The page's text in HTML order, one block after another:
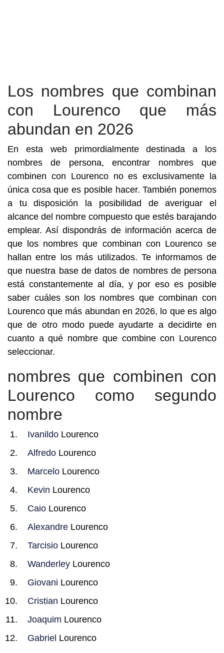
Los nombres que combinan
con Lourenco que más
abundan en 2026
En esta web primordialmente destinada a los
nombres de persona, encontrar nombres que
combinen con Lourenco no es exclusivamente la
única cosa que es posible hacer. También ponemos
a tu disposición la posibilidad de averiguar el
alcance del nombre compuesto que estés barajando
emplear. Así dispondrás de información acerca de
que los nombres que combinan con Lourenco se
hallan entre los más utilizados. Te informamos de
que nuestra base de datos de nombres de persona
está constantemente al día, y por eso es posible
saber cuáles son los nombres que combinan con
Lourenco que más abundan en 2026, lo que es algo
que de otro modo puede ayudarte a decidirte en
cuanto a qué nombre que combine con Lourenco
seleccionar.
nombres que combinen con
Lourenco como segundo
nombre
Ivanildo Lourenco
Alfredo Lourenco
Marcelo Lourenco
Kevin Lourenco
Caio Lourenco
Alexandre Lourenco
Tarcisio Lourenco
Wanderley Lourenco
Giovani Lourenco
Cristian Lourenco
Joaquim Lourenco
Gabriel Lourenco